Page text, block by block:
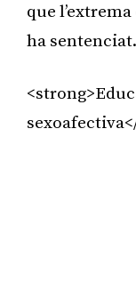
que
ha sentenciat.